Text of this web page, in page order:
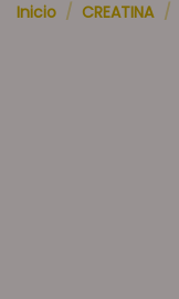
Inicio CREATINA